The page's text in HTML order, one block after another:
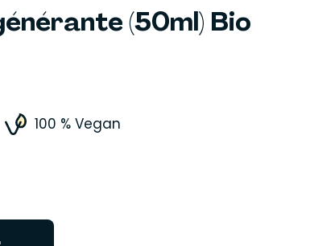
(50ml) Bio
100 % Vegan